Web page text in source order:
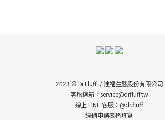
2023 © Dr.Fluff / 達福生醫股份有限公司
客服信箱：service@drfluff.tw
線上 LINE 客服：@dr.fluff
經銷申請表格填寫